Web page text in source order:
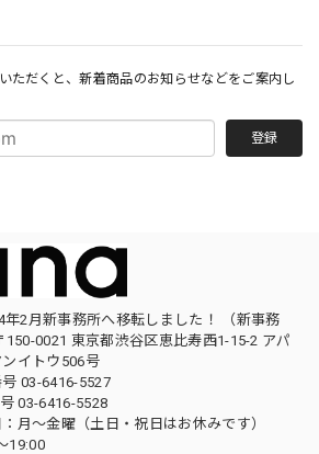
ただくと、新着商品のお知らせなどをご案内し
登録
2月新事務所へ移転しました！ （新事務
150-0021 東京都渋谷区恵比寿西1-15-2 アパ
ンイトウ506号
号 03-6416-5527
03-6416-5528
月〜金曜（土日・祝日はお休みです）
19:00